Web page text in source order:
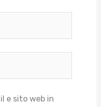
e sito web in